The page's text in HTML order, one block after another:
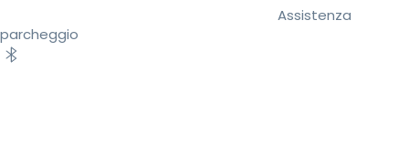
Assistenza
parcheggio